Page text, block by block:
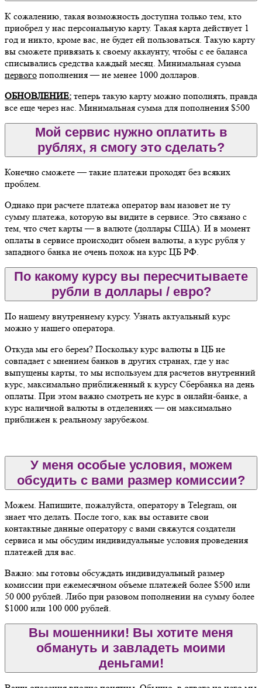
К сожалению, такая возможность доступна только тем, кто
приобрел у нас персональную карту. Такая карта действует 1
год и никто, кроме вас, не будет ей пользоваться. Такую карту
вы сможете привязать к своему аккаунту, чтобы с ее баланса
списывались средства каждый месяц. Минимальная сумма
первого пополнения — не менее 1000 долларов.
ОБНОВЛЕНИЕ: теперь такую карту можно пополнять, правда
все еще через нас. Минимальная сумма для пополнения $500
Мой сервис нужно оплатить в
рублях, я смогу это сделать?
Конечно сможете — такие платежи проходят без всяких
проблем.
Однако при расчете платежа оператор вам назовет не ту
сумму платежа, которую вы видите в сервисе. Это связано с
тем, что счет карты — в валюте (доллары США). И в момент
оплаты в сервисе происходит обмен валюты, а курс рубля у
западного банка не очень похож на курс ЦБ РФ.
По какому курсу вы пересчитываете
рубли в доллары / евро?
По нашему внутреннему курсу. Узнать актуальный курс
можно у нашего оператора.
Откуда мы его берем? Поскольку курс валюты в ЦБ не
совпадает с мнением банков в других странах, где у нас
выпущены карты, то мы используем для расчетов внутренний
курс, максимально приближенный к курсу Сбербанка на день
оплаты. При этом важно смотреть не курс в онлайн-банке, а
курс наличной валюты в отделениях — он максимально
приближен к реальному зарубежом.
У меня особые условия, можем
обсудить с вами размер комиссии?
Можем. Напишите, пожалуйста, оператору в Telegram, он
знает что делать. После того, как вы оставите свои
контактные данные оператору с вами свяжутся создатели
сервиса и мы обсудим индивидуальные условия проведения
платежей для вас.
Важно: мы готовы обсуждать индивидуальный размер
комиссии при ежемесячном объеме платежей более $500 или
50 000 рублей. Либо при разовом пополнении на сумму более
$1000 или 100 000 рублей.
Вы мошенники! Вы хотите меня
обмануть и завладеть моими
деньгами!